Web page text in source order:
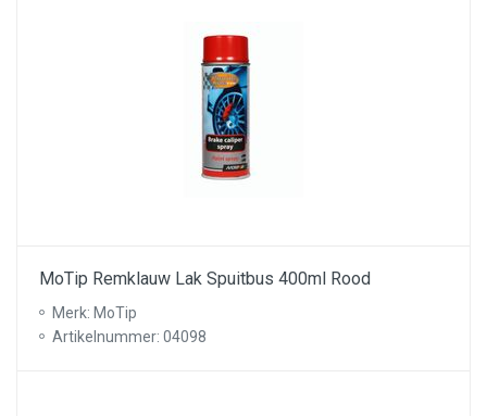
MoTip Remklauw Lak Spuitbus 400ml Rood
Merk: MoTip
Artikelnummer: 04098